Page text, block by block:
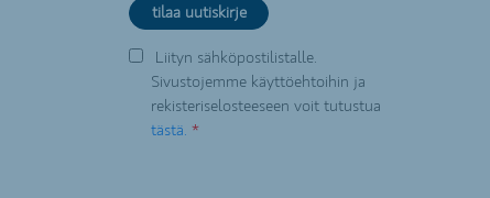
Liityn sähköpostilistalle.
Sivustojemme käyttöehtoihin ja
rekisteriselosteeseen voit tutustua
tästä. *